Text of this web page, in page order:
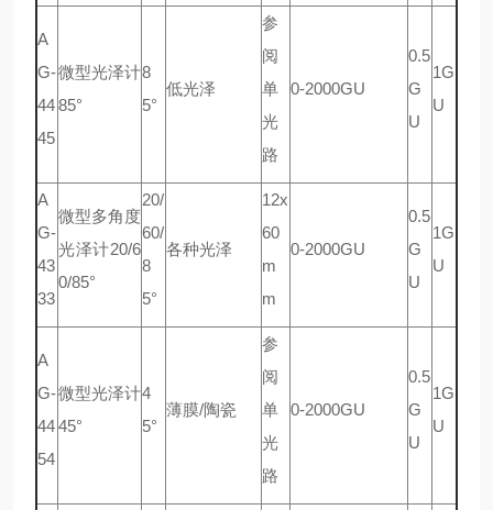
A
G-
44
45
微型光泽计
85°
8
5°
低光泽
参
阅
单
光
路
0-2000GU
0.5
G
U
1G
U
A
G-
43
33
微型多角度
光泽计20/6
0/85°
20/
60/
8
5°
各种光泽
12x
60
m
m
0-2000GU
0.5
G
U
1G
U
A
G-
44
54
微型光泽计
45°
4
5°
薄膜/陶瓷
参
阅
单
光
路
0-2000GU
0.5
G
U
1G
U